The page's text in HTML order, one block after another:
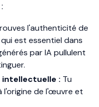
l'authenticité de
est essentiel dans
par IA pullulent
: Tu
l'origine de l'œuvre et